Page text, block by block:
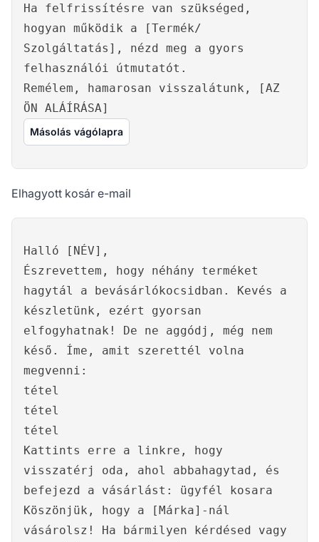
Ha felfrissítésre van szükséged,
hogyan működik a [Termék/
Szolgáltatás], nézd meg a gyors
felhasználói útmutatót.
Remélem, hamarosan visszalátunk, [AZ
ÖN ALÁÍRÁSA]
Másolás vágólapra
Elhagyott kosár e-mail
Halló [NÉV],
Észrevettem, hogy néhány terméket
hagytál a bevásárlókocsidban. Kevés a
készletünk, ezért gyorsan
elfogyhatnak! De ne aggódj, még nem
késő. Íme, amit szerettél volna
megvenni:
tétel
tétel
tétel
Kattints erre a linkre, hogy
visszatérj oda, ahol abbahagytad, és
befejezd a vásárlást: ügyfél kosara
Köszönjük, hogy a [Márka]-nál
vásárolsz! Ha bármilyen kérdésed vagy